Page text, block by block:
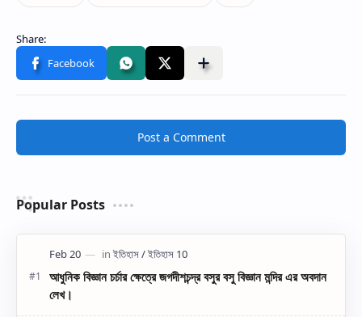
Post a Comment
Popular Posts
আধুনিক বিজ্ঞান চর্চার ক্ষেত্রে জগদীশচন্দ্র বসুর বসু বিজ্ঞান মন্দির এর অবদান
লেখ।